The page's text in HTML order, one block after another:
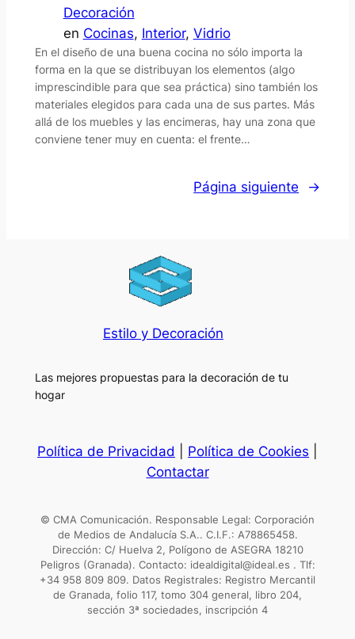
Decoración
en Cocinas, Interior, Vidrio
En el diseño de una buena cocina no sólo importa la
forma en la que se distribuyan los elementos (algo
imprescindible para que sea práctica) sino también los
materiales elegidos para cada una de sus partes. Más
allá de los muebles y las encimeras, hay una zona que
conviene tener muy en cuenta: el frente…
Página siguiente →
Estilo y Decoración
Las mejores propuestas para la decoración de tu
hogar
Política de Privacidad Política de Cookies
Contactar
© CMA Comunicación. Responsable Legal: Corporación
de Medios de Andalucía S.A.. C.I.F.: A78865458.
Dirección: C/ Huelva 2, Polígono de ASEGRA 18210
Peligros (Granada). Contacto: idealdigital@ideal.es . Tlf:
+34 958 809 809. Datos Registrales: Registro Mercantil
de Granada, folio 117, tomo 304 general, libro 204,
sección 3ª sociedades, inscripción 4